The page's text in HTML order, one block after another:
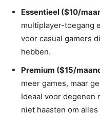
Essentieel ($10/
multiplayer-toegang
voor casual gamers
hebben.
Premium ($15/
meer games, maar
Ideaal voor degenen
niet haasten om